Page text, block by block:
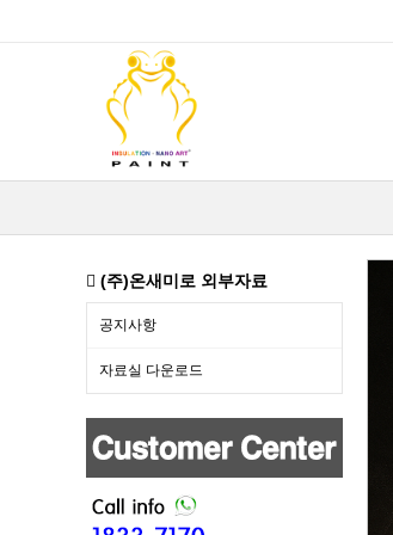
(주)온새미로 외부자료
공지사항
자료실 다운로드